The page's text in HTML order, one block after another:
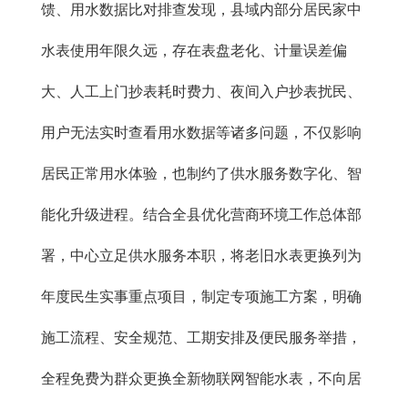
馈、用水数据比对排查发现，县域内部分居民家中
水表使用年限久远，存在表盘老化、计量误差偏
大、人工上门抄表耗时费力、夜间入户抄表扰民、
用户无法实时查看用水数据等诸多问题，不仅影响
居民正常用水体验，也制约了供水服务数字化、智
能化升级进程。结合全县优化营商环境工作总体部
署，中心立足供水服务本职，将老旧水表更换列为
年度民生实事重点项目，制定专项施工方案，明确
施工流程、安全规范、工期安排及便民服务举措，
全程免费为群众更换全新物联网智能水表，不向居